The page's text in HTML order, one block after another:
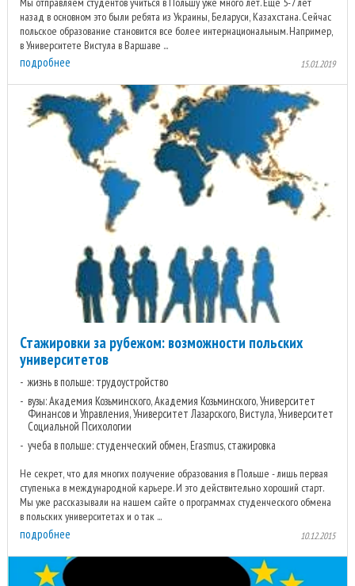
назад в основном это были ребята из Украины, Беларуси, Казахстана. Сейчас
польское образование становится все более интернациональным. Например,
в Университете Вистула в Варшаве ...
подробнее 15.01.2019
Стажировки за рубежом: возможности польских
университетов
жизнь в польше: трудоустройство
вузы: Академия Козьминского, Академия Козьминского, Университет
Финансов и Управления, Университет Лазарского, Вистула, Университет
Социальной Психологии
учеба в польше: студенческий обмен, Erasmus, стажировка
Не секрет, что для многих получение образования в Польше - лишь первая
ступенька в международной карьере. И это действительно хороший старт.
Мы уже рассказывали на нашем сайте о программах студенческого обмена
в польских университетах и о так ...
подробнее 10.12.2015